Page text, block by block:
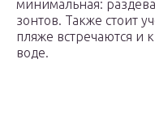
минимальная:
зонтов. Также стоит
пляже встречаются и
воде.